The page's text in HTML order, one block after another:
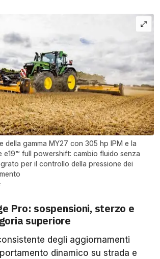
della gamma MY27 con 305 hp IPM e la
e19™ full powershift: cambio fluido senza
per il controllo della pressione dei
Pro: sospensioni, sterzo e
superiore
degli aggiornamenti
dinamico su strada e